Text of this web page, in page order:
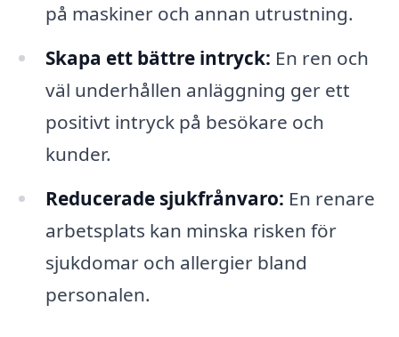
på maskiner och annan utrustning.
Skapa ett bättre intryck: En ren och
väl underhållen anläggning ger ett
positivt intryck på besökare och
kunder.
Reducerade sjukfrånvaro: En renare
arbetsplats kan minska risken för
sjukdomar och allergier bland
personalen.